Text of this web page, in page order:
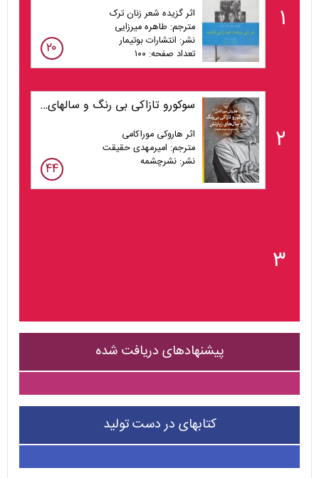
۱
اثر گزیده شعر زنان ترک
مترجم: طاهره میرزایی
نشر: انتشارات بوتیمار
تعداد صفحه: ۱۰۰
۲۰
۲
سوکورو تازاکی بی رنگ و سالهای زیارتش
اثر هاروکی موراکامی
مترجم: امیرمهدی حقیقت
نشر: نشرچشمه
۴۴
۳
پیشنهادهای دریافت شده
کتابهای در دست تولید